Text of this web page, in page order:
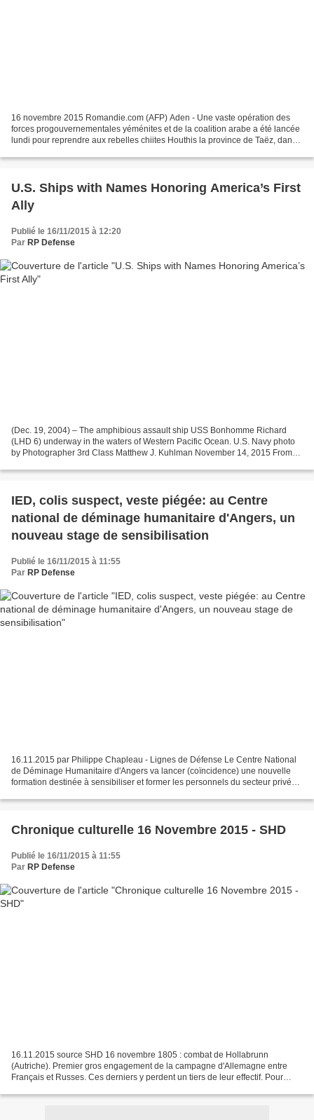
16 novembre 2015 Romandie.com (AFP) Aden - Une vaste opération des
forces progouvernementales yéménites et de la coalition arabe a été lancée
lundi pour reprendre aux rebelles chiites Houthis la province de Taëz, dans
U.S. Ships with Names Honoring America’s First
Ally
Publié le 16/11/2015 à 12:20
Par RP Defense
(Dec. 19, 2004) – The amphibious assault ship USS Bonhomme Richard
(LHD 6) underway in the waters of Western Pacific Ocean. U.S. Navy photo
by Photographer 3rd Class Matthew J. Kuhlman November 14, 2015 From
IED, colis suspect, veste piégée: au Centre
national de déminage humanitaire d'Angers, un
nouveau stage de sensibilisation
Publié le 16/11/2015 à 11:55
Par RP Defense
16.11.2015 par Philippe Chapleau - Lignes de Défense Le Centre National
de Déminage Humanitaire d'Angers va lancer (coïncidence) une nouvelle
formation destinée à sensibiliser et former les personnels du secteur privé
Chronique culturelle 16 Novembre 2015 - SHD
Publié le 16/11/2015 à 11:55
Par RP Defense
16.11.2015 source SHD 16 novembre 1805 : combat de Hollabrunn
(Autriche). Premier gros engagement de la campagne d'Allemagne entre
Français et Russes. Ces derniers y perdent un tiers de leur effectif. Pour